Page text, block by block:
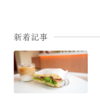
新着記事